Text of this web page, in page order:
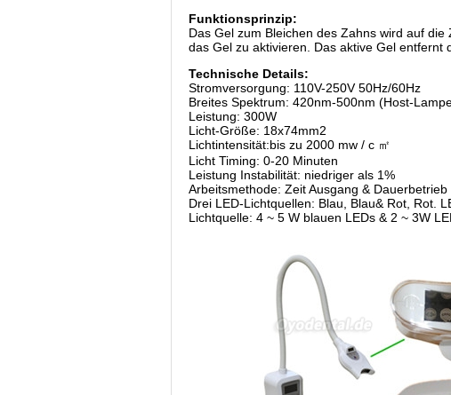
Funktionsprinzip:
Das Gel zum Bleichen des Zahns wird auf
das Gel zu aktivieren. Das aktive Gel entfernt
Technische Details:
Stromversorgung: 110V-250V 50Hz/60Hz
Breites Spektrum: 420nm-500nm (Host-
Leistung: 300W
Licht-Größe: 18x74mm2
Lichtintensität:bis zu 2000 mw / c ㎡
Licht Timing: 0-20 Minuten
Leistung Instabilität: niedriger als 1%
Arbeitsmethode: Zeit Ausgang & Dauerbetrieb
Drei LED-Lichtquellen: Blau, Blau& Rot, Rot.
Lichtquelle: 4 ~ 5 W blauen LEDs & 2 ~ 3W